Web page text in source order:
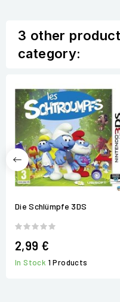
3 other
category:
Die Schlümpfe 3DS
2,99 €
In Stock 1 Products